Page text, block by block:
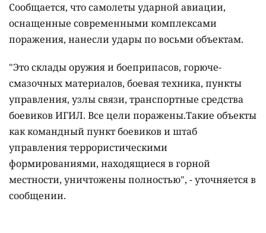
Сообщается, что самолеты ударной авиации,
оснащенные современными комплексами
поражения, нанесли удары по восьми объектам.
"Это склады оружия и боеприпасов, горюче-
смазочных материалов, боевая техника, пункты
управления, узлы связи, транспортные средства
боевиков ИГИЛ. Все цели поражены.Такие объекты
как командный пункт боевиков и штаб
управления террористическими
формированиями, находящиеся в горной
местности, уничтожены полностью", - уточняется в
сообщении.